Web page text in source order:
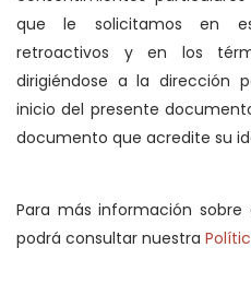
que le solicitamos en
retroactivos y en los
dirigiéndose a la dirección
inicio del presente
documento que acredite su
Para más información
podrá consultar nuestra